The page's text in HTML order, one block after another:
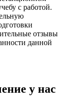
с работой.
отзывы
данной
у нас